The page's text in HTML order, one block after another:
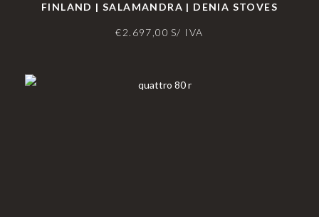
FINLAND | SALAMANDRA | DENIA STOVES
€2.697,00 S/ IVA